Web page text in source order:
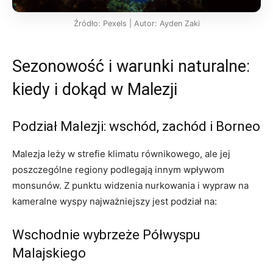
Źródło: Pexels | Autor: Ayden Zaki
Sezonowość i warunki naturalne:
kiedy i dokąd w Malezji
Podział Malezji: wschód, zachód i Borneo
Malezja leży w strefie klimatu równikowego, ale jej
poszczególne regiony podlegają innym wpływom
monsunów. Z punktu widzenia nurkowania i wypraw na
kameralne wyspy najważniejszy jest podział na:
Wschodnie wybrzeże Półwyspu
Malajskiego